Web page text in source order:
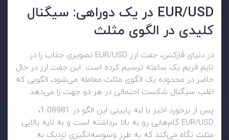
EUR/USD در یک دوراهی: سیگنال
کلیدی در الگوی مثلث
در دنیای فارکس، جفت ارز EUR/USD تصویری جذاب را در
تایم فریم یک ساعته ترسیم کرده است. این جفت ارز در حال
حاضر در محدوده یک الگوی مثلث معامله می‌شود، الگویی که
اغلب سیگنال شکست احتمالی در هر دو جهت را می‌دهد.
پس از برخورد اخیر با لبه پایینی این الگو در 1.08981،
EUR/USD گام‌هایی رو به بالا برداشته است و به لایه بالایی
مثلث نگاه می‌کند که به طرز وسوسه‌انگیزی نزدیک به